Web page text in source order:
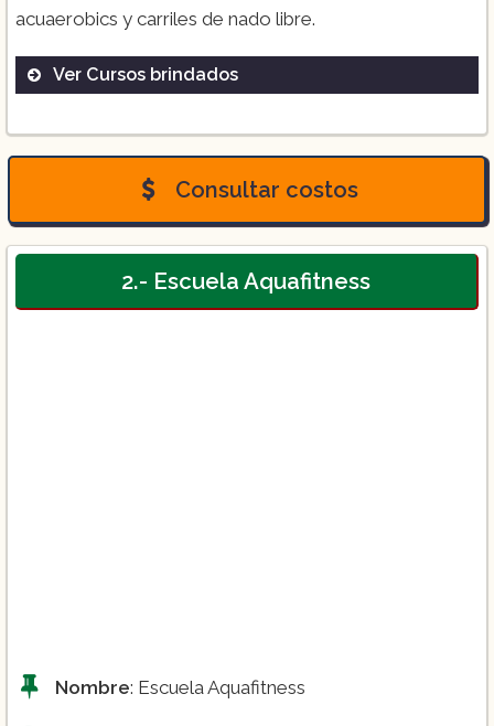
acuaerobics y carriles de nado libre.
Ver Cursos brindados
Cursos de 1 módulo ($1,100):
Cursos de 2 módulos ($2,200):
Consultar costos
2.- Escuela Aquafitness
Nombre: Escuela Aquafitness